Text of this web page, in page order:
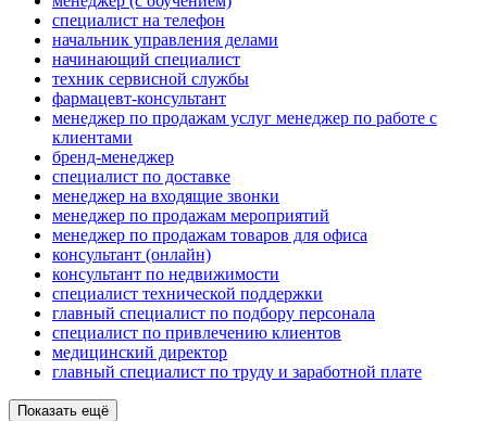
специалист на телефон
начальник управления делами
начинающий специалист
техник сервисной службы
фармацевт-консультант
менеджер по продажам услуг менеджер по работе с
клиентами
бренд-менеджер
специалист по доставке
менеджер на входящие звонки
менеджер по продажам мероприятий
менеджер по продажам товаров для офиса
консультант (онлайн)
консультант по недвижимости
специалист технической поддержки
главный специалист по подбору персонала
специалист по привлечению клиентов
медицинский директор
главный специалист по труду и заработной плате
Показать ещё